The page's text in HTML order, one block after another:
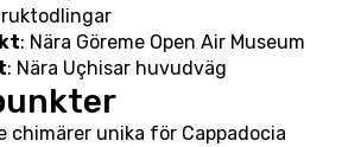
: Nära Göreme Open Air Museum
: Nära Uçhisar huvudväg
chimärer unika för Cappadocia